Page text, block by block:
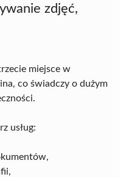
zdjęć,
miejsce w
co świadczy o dużym
usług: